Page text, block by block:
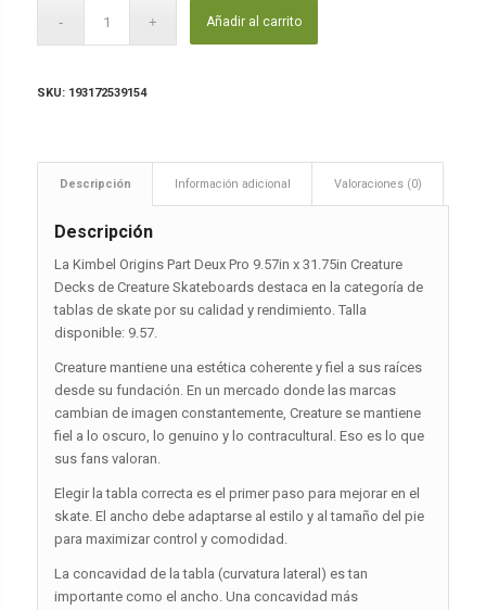
Añadir al carrito
SKU: 193172539154
Descripción Información adicional Valoraciones (0)
Descripción
La Kimbel Origins Part Deux Pro 9.57in x 31.75in Creature
Decks de Creature Skateboards destaca en la categoría de
tablas de skate por su calidad y rendimiento. Talla
disponible: 9.57.
Creature mantiene una estética coherente y fiel a sus raíces
desde su fundación. En un mercado donde las marcas
cambian de imagen constantemente, Creature se mantiene
fiel a lo oscuro, lo genuino y lo contracultural. Eso es lo que
sus fans valoran.
Elegir la tabla correcta es el primer paso para mejorar en el
skate. El ancho debe adaptarse al estilo y al tamaño del pie
para maximizar control y comodidad.
La concavidad de la tabla (curvatura lateral) es tan
importante como el ancho. Una concavidad más